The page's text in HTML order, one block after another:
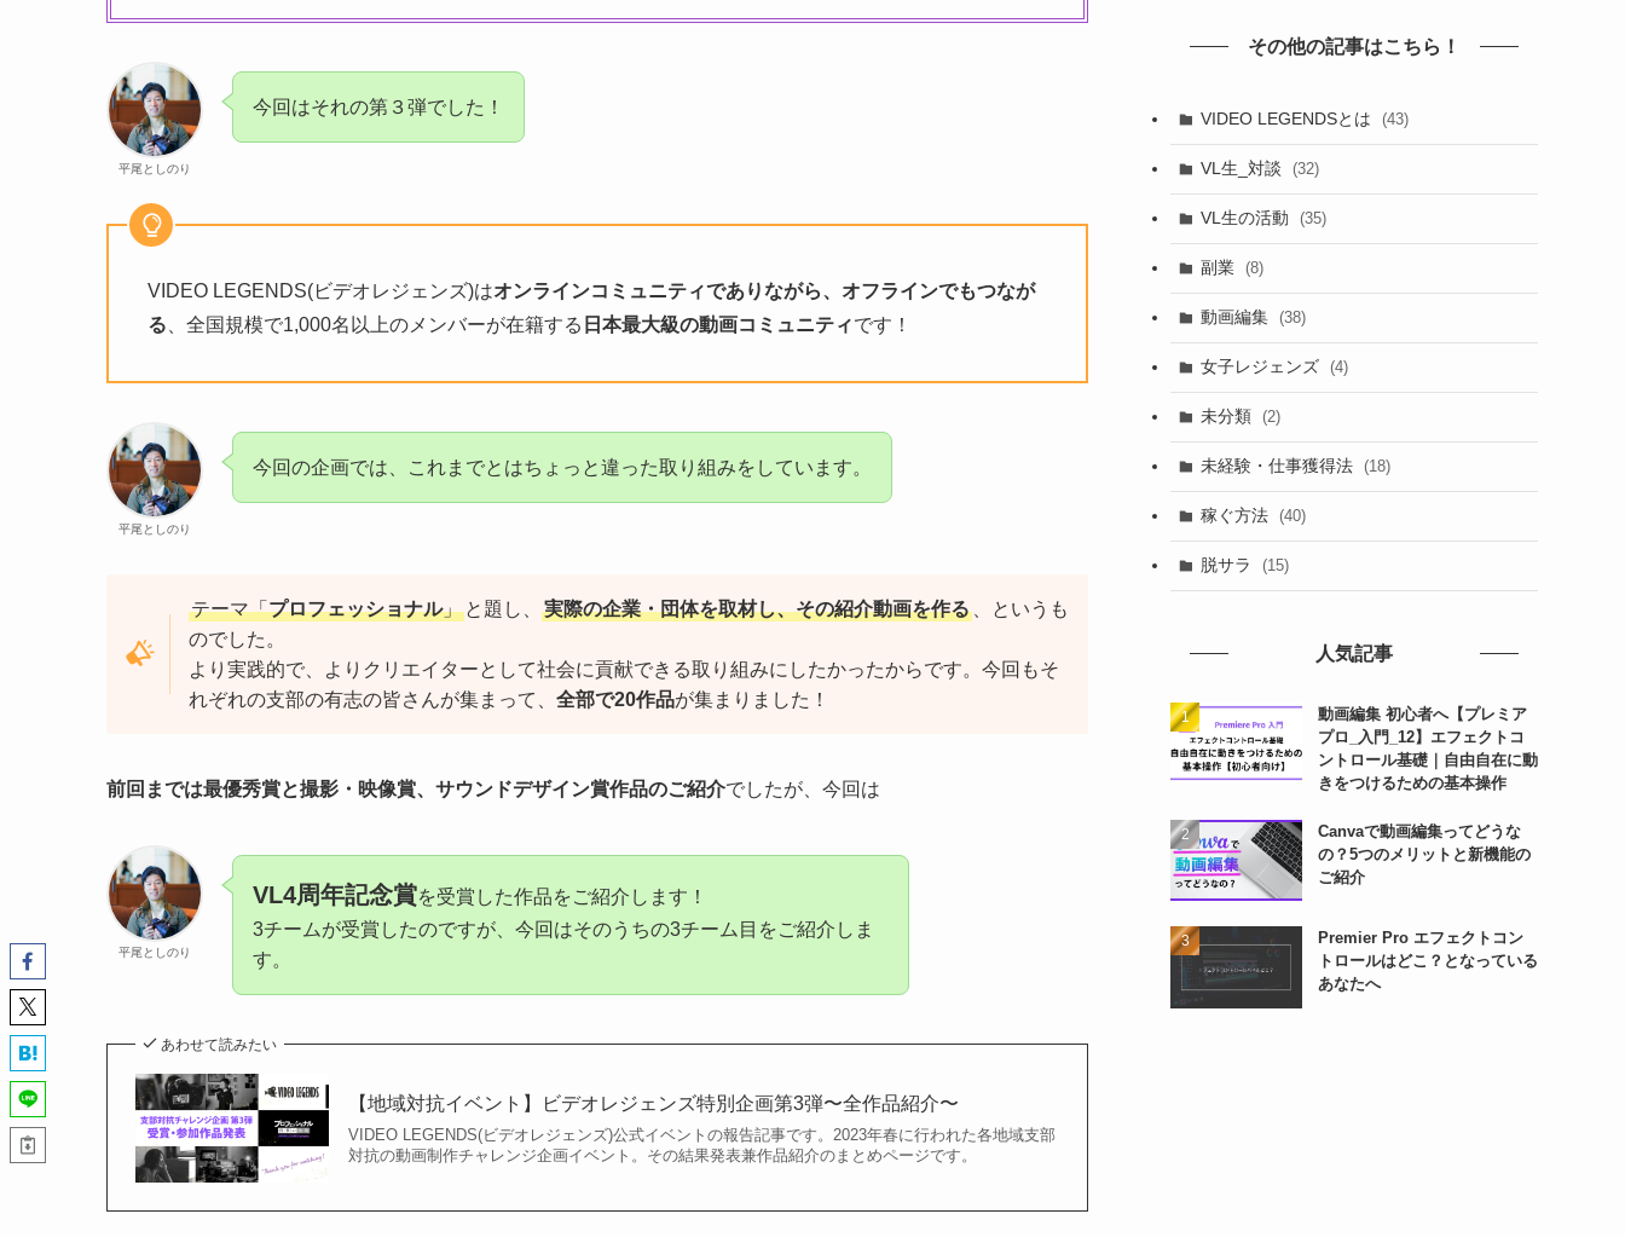
平尾としのり
今回はそれの第３弾でした！
VIDEO LEGENDS(ビデオレジェンズ)はオンラインコミュニティでありながら、オフラインでもつなが
る 、全国規模で1,000名以上のメンバーが在籍する 日本最大級の動画コミュニティです！
平尾としのり
今回の企画では、これまでとはちょっと違った取り組みをしています。
テーマ「プロフェッショナル」 と題し、 実際の企業・団体を取材し、その紹介動画を作る
、というも
のでした。
より実践的で、よりクリエイターとして社会に貢献できる取り組みにしたかったからです。今回もそ
れぞれの支部の有志の皆さんが集まって、 全部で20作品が集まりました！
前回までは最優秀賞と撮影・映像賞、サウンドデザイン賞作品のご紹介でしたが、今回は
平尾としのり
VL4周年記念賞を受賞した作品をご紹介します！
3チームが受賞したのですが、今回はそのうちの3チーム目をご紹介しま
す。
あわせて読みたい
【地域対抗イベント】ビデオレジェンズ特別企画第3弾〜全作品紹介〜
VIDEO LEGENDS(ビデオレジェンズ)公式イベントの報告記事です。2023年春に行われた各地域支部
対抗の動画制作チャレンジ企画イベント。その結果発表兼作品紹介のまとめページです。
その他の記事はこちら！
VIDEO LEGENDSとは (43)
VL生_対談 (32)
VL生の活動 (35)
副業 (8)
動画編集 (38)
女子レジェンズ (4)
未分類 (2)
未経験・仕事獲得法 (18)
稼ぐ方法 (40)
脱サラ (15)
人気記事
動画編集 初心者へ【プレミア
プロ_入門_12】エフェクトコ
ントロール基礎｜自由自在に動
きをつけるための基本操作
Canvaで動画編集ってどうな
の？5つのメリットと新機能の
ご紹介
Premier Pro エフェクトコン
トロールはどこ？となっている
あなたへ